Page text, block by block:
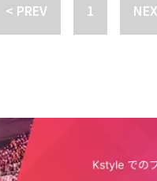
いたんですけど、初めて聴かせて
スタッフ】＜出演＞嶋﨑斗亜（Lil
日高由起刀小田惟真（THE
者：232脚本：川満佐和子 / 髙橋幹
音楽：The Original Jaermulkプロ
」が、TikTok上で1,000万回再生を
8月4日に行われた「ROCK IN
< PREV 1